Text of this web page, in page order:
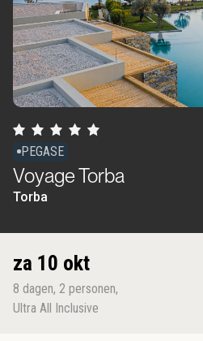
PEGASE
Voyage Torba
Torba
za 10 okt
8 dagen, 2 personen,
Ultra All Inclusive